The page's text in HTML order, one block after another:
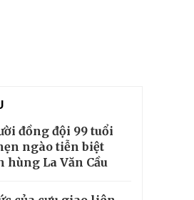
đồng đội 99 tuổi
ngào tiễn biệt
hùng La Văn Cầu